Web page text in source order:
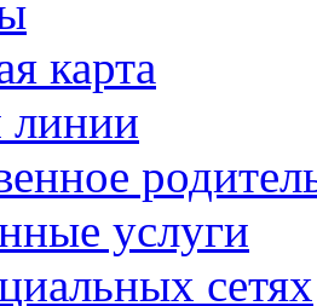
карта
линии
услуги
сетях